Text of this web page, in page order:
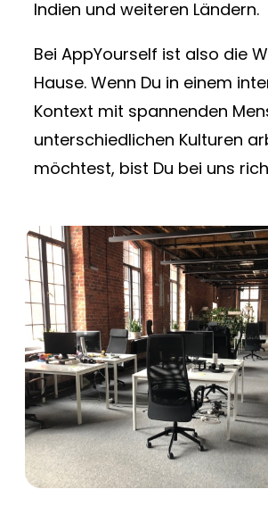
Indien und weiteren Ländern.
Bei AppYourself ist also die
Hause. Wenn Du in einem
Kontext mit spannenden
unterschiedlichen Kulturen
möchtest, bist Du bei uns